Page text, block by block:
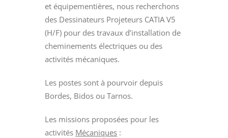
et équipementières, nous recherchons
des Dessinateurs Projeteurs CATIA V5
(H/F) pour des travaux d’installation de
cheminements électriques ou des
activités mécaniques.
Les postes sont à pourvoir depuis
Bordes, Bidos ou Tarnos.
Les missions proposées pour les
activités Mécaniques :